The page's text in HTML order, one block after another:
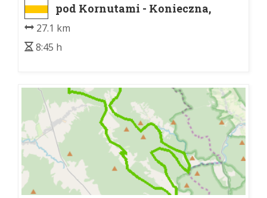
pod Kornutami - Konieczna,
granica
27.1 km
8:45 h